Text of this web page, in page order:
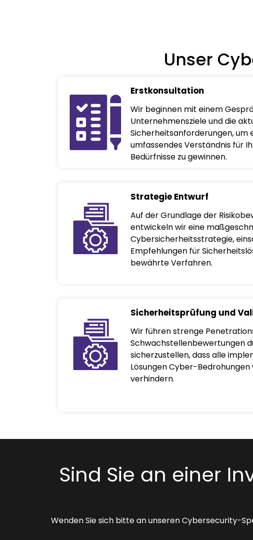
Unser
Erstkonsultation
Wir beginnen mit einem
Unternehmensziele und die
Sicherheitsanforderungen, um
umfassendes Verständnis für
Bedürfnisse zu gewinnen.
Strategie Entwurf
Auf der Grundlage der
entwickeln wir eine
Cybersicherheitsstrategie,
Empfehlungen für
bewährte Verfahren.
Sicherheitsprüfung und
Wir führen strenge
Schwachstellenbewertungen
sicherzustellen, dass alle
Lösungen Cyber-Bedrohungen
verhindern.
Sind Sie an einer
Wenden Sie sich bitte an unseren Cybersecurity-